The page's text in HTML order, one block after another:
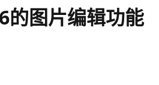
图片编辑功能